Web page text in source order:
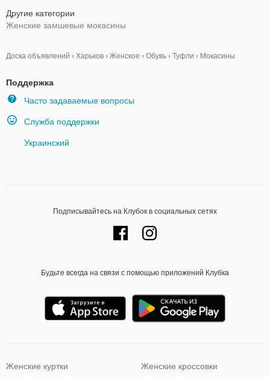
Другие категории
Женские замшевые мокасины
Доска объявлений › Харьков › Женское › Обувь › Туфли › Мокасины
Поддержка
Часто задаваемые вопросы
Служба поддержки
Украинский
Подписывайтесь на Клубок в социальных сетях
Будьте всегда на связи с помощью приложений Клубка
Женские куртки
Женские кроссовки